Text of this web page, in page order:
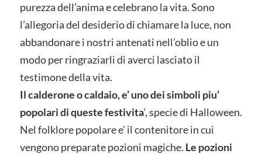
purezza dell’anima e celebrano la vita. Sono
l’allegoria del desiderio di chiamare la luce, non
abbandonare i nostri antenati nell’oblio e un
modo per ringraziarli di averci lasciato il
testimone della vita.
Il calderone o caldaio, e’ uno dei simboli piu’
popolari di queste festivita‘, specie di Halloween.
Nel folklore popolare e’ il contenitore in cui
vengono preparate pozioni magiche. Le pozioni